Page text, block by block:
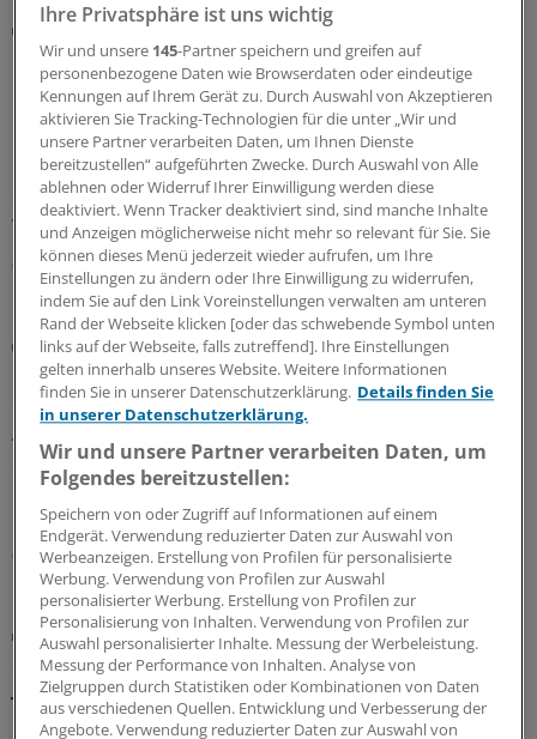
Rezept
KBV und Krankenkassen präzisieren die neuen
Regeln zur Cannabistherapie
Mit dem GKV-Spargesetz wurden auch die Regeln für die
Cannabistherapie auf Kasse verschärft. KBV und
Krankenkassen stellen nun klar, wie mit dem
sechsmonatigen Therapieversuch zu verfahren ist. Und
welche Ausnahmen gelten.
06.08.2026
Bundesverwaltungsgericht
Urteil: Defekturarzneimittel nicht mehr als
Sprechstundenbedarf
Arztpraxen können Defekturarzneimittel nicht mehr als
Sprechstundenbedarf bestellen, hat das
Bundesverwaltungsgericht entschieden – und
klargestellt, welche Anlässe als zulässig gelten.
06.08.2026
GKV-Spargesetz
Sparliste der KBV: So hoch könnten die Verluste
jeder Praxis sein
Die Kassenärztliche Bundesvereinigung hat eine Liste
Ihre Privatsphäre ist uns wichtig
Wir und unsere 145-Partner speichern und greifen auf
personenbezogene Daten wie Browserdaten oder eindeutige
Kennungen auf Ihrem Gerät zu. Durch Auswahl von Akzeptieren
aktivieren Sie Tracking-Technologien für die unter „Wir und
unsere Partner verarbeiten Daten, um Ihnen Dienste
bereitzustellen“ aufgeführten Zwecke. Durch Auswahl von Alle
ablehnen oder Widerruf Ihrer Einwilligung werden diese
deaktiviert. Wenn Tracker deaktiviert sind, sind manche Inhalte
und Anzeigen möglicherweise nicht mehr so relevant für Sie. Sie
können dieses Menü jederzeit wieder aufrufen, um Ihre
Einstellungen zu ändern oder Ihre Einwilligung zu widerrufen,
indem Sie auf den Link Voreinstellungen verwalten am unteren
Rand der Webseite klicken [oder das schwebende Symbol unten
links auf der Webseite, falls zutreffend]. Ihre Einstellungen
gelten innerhalb unseres Website. Weitere Informationen
finden Sie in unserer Datenschutzerklärung. Details finden Sie
in unserer Datenschutzerklärung.
Wir und unsere Partner verarbeiten Daten, um
Folgendes bereitzustellen:
Speichern von oder Zugriff auf Informationen auf einem
Endgerät. Verwendung reduzierter Daten zur Auswahl von
Werbeanzeigen. Erstellung von Profilen für personalisierte
Werbung. Verwendung von Profilen zur Auswahl
personalisierter Werbung. Erstellung von Profilen zur
Personalisierung von Inhalten. Verwendung von Profilen zur
Auswahl personalisierter Inhalte. Messung der Werbeleistung.
Messung der Performance von Inhalten. Analyse von
Zielgruppen durch Statistiken oder Kombinationen von Daten
aus verschiedenen Quellen. Entwicklung und Verbesserung der
Angebote. Verwendung reduzierter Daten zur Auswahl von